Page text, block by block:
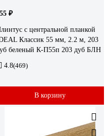
₽
с центральной планкой
Классик 55 мм, 2.2 м, 203
беленый К-П55п 203 дуб БЛН
4.8(469)
В корзину